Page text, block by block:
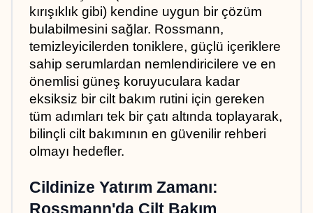
kırışıklık gibi) kendine uygun bir çözüm
bulabilmesini sağlar. Rossmann,
temizleyicilerden toniklere, güçlü içeriklere
sahip serumlardan nemlendiricilere ve en
önemlisi güneş koruyuculara kadar
eksiksiz bir cilt bakım rutini için gereken
tüm adımları tek bir çatı altında toplayarak,
bilinçli cilt bakımının en güvenilir rehberi
olmayı hedefler.
Cildinize Yatırım Zamanı:
Rossmann'da Cilt Bakım